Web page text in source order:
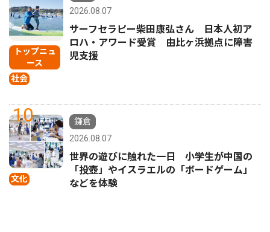
トップニュ
ース
社会
2026.08.07
サーフセラピー柴田康弘さん 日本人初ア
ロハ・アワード受賞 由比ヶ浜拠点に障害
児支援
10
文化
鎌倉
2026.08.07
世界の遊びに触れた一日 小学生が中国の
「投壺」やイスラエルの「ボードゲーム」
などを体験